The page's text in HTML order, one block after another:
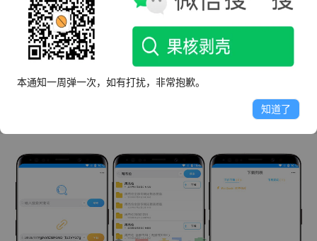
登录，可以高速下载。
修改说明
@耗子爱吃草
本通知一周弹一次，如有打扰，非常抱歉。
知道了